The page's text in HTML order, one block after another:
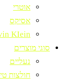
אוטרי
אסיקס
KIein
סוגי מוצרים
נעליים
חולצות